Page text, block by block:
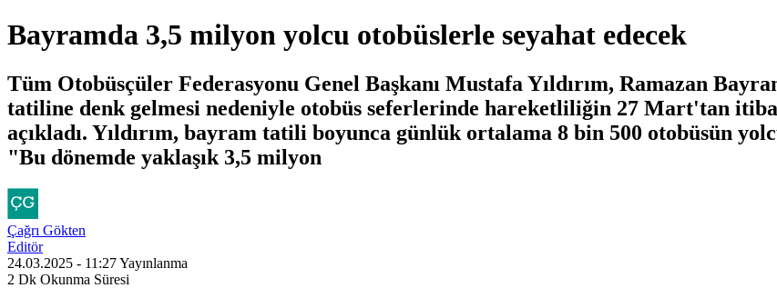
Bayramda 3,5 milyon yolcu otobüslerle seyahat edecek
Tüm Otobüsçüler Federasyonu Genel Başkanı Mustafa Yıldırım, Ramazan
tatiline denk gelmesi nedeniyle otobüs seferlerinde hareketliliğin 27 Mart'tan
açıkladı. Yıldırım, bayram tatili boyunca günlük ortalama 8 bin 500 otobüsün
"Bu dönemde yaklaşık 3,5 milyon
Çağrı Gökten
Editör
24.03.2025 - 11:27Yayınlanma
2 Dk Okunma Süresi